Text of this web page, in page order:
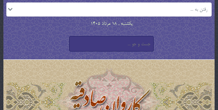
یکشنبه , 18 مرداد 1405